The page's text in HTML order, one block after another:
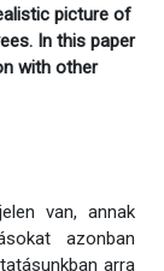
picture of
In this paper
with other
van, annak
azonban
arra